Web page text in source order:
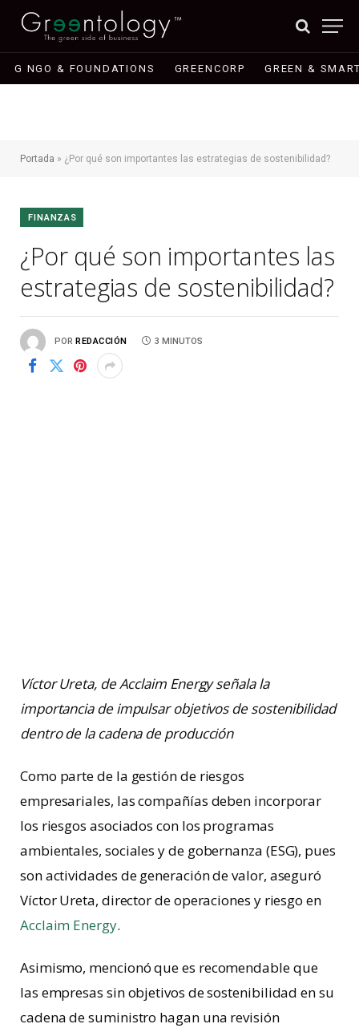
G NGO & FOUNDATIONS GREENCORP GREEN &
Portada » ¿Por qué son importantes las estrategias de sostenibilidad?
FINANZAS
¿Por qué son importantes las
estrategias de sostenibilidad?
POR REDACCIÓN 3 MINUTOS
Víctor Ureta, de Acclaim Energy señala la
importancia de impulsar objetivos de sostenibilidad
dentro de la cadena de producción
Como parte de la gestión de riesgos
empresariales, las compañías deben incorporar
los riesgos asociados con los programas
ambientales, sociales y de gobernanza (ESG), pues
son actividades de generación de valor, aseguró
Víctor Ureta, director de operaciones y riesgo en
Acclaim Energy.
Asimismo, mencionó que es recomendable que
las empresas sin objetivos de sostenibilidad en su
cadena de suministro hagan una revisión